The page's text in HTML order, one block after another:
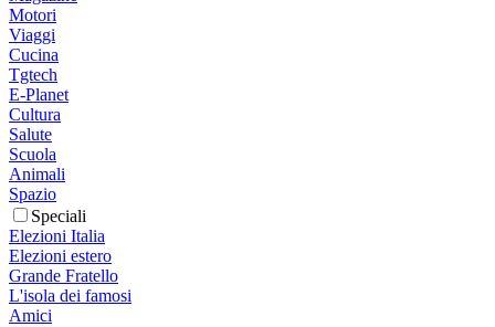
Motori
Viaggi
Cucina
Tgtech
E-Planet
Cultura
Salute
Scuola
Animali
Spazio
Speciali
Elezioni Italia
Elezioni estero
Grande Fratello
L'isola dei famosi
Amici